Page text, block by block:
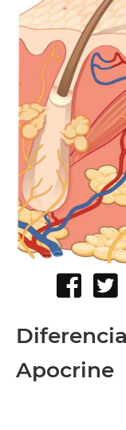
Share
Apocrine